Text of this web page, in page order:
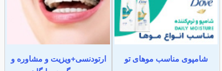
شامپوی مناسب موهای تو
ارتودنسی+ویزیت و مشاوره و